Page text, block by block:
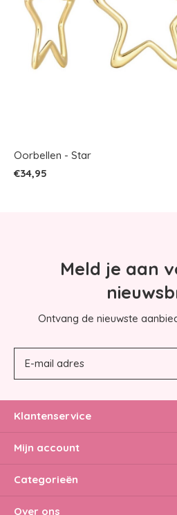
Oorbellen - Star
€34,95
Meld je aan
Ontvang de nieuwste
Klantenservice
Mijn account
Categorieën
Over ons